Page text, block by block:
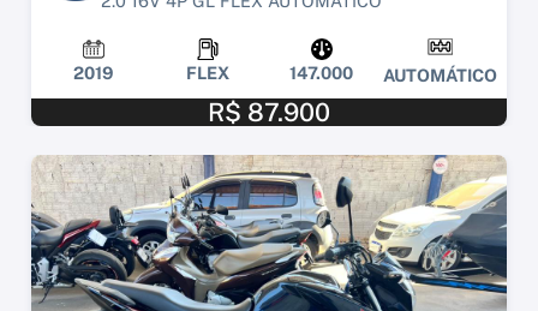
2019 FLEX 147.000 AUTOMÁTICO
R$ 87.900